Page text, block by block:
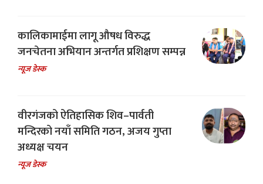
कालिकामाईमा लागू औषध विरुद्ध
जनचेतना अभियान अन्तर्गत प्रशिक्षण सम्पन्न
न्यूज डेस्क
वीरगंजको ऐतिहासिक शिव–पार्वती
मन्दिरको नयाँ समिति गठन, अजय गुप्ता
अध्यक्ष चयन
न्यूज डेस्क